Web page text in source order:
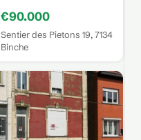
€90.000
Sentier des Pietons 19, 7134
Binche